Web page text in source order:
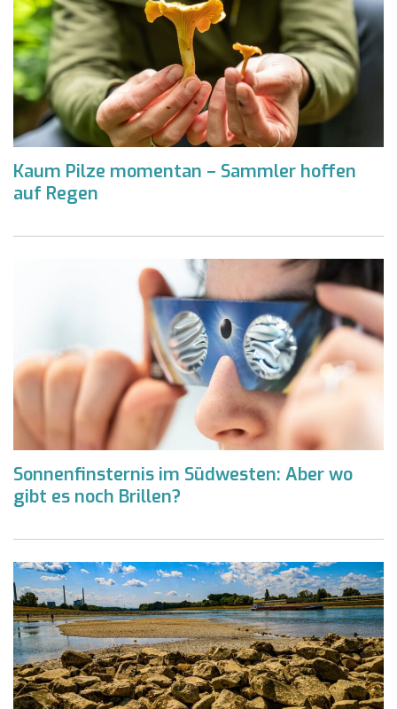
Kaum Pilze momentan – Sammler hoffen
auf Regen
Sonnenfinsternis im Südwesten: Aber wo
gibt es noch Brillen?